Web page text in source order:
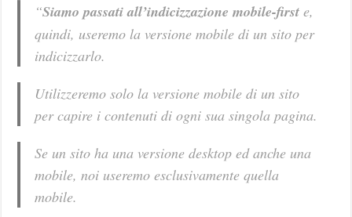
“Siamo passati all’indicizzazione mobile-first e,
quindi, useremo la versione mobile di un sito per
indicizzarlo.
Utilizzeremo solo la versione mobile di un sito
per capire i contenuti di ogni sua singola pagina.
Se un sito ha una versione desktop ed anche una
mobile, noi useremo esclusivamente quella
mobile.